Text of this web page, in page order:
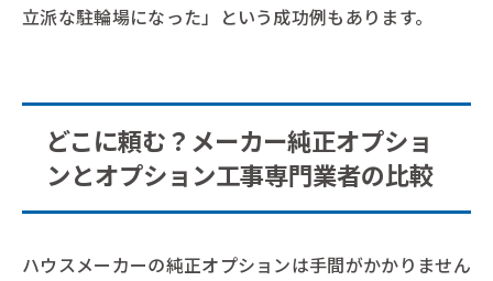
立派な駐輪場になった」という成功例もあります。
どこに頼む？メーカー純正オプショ
ンとオプション工事専門業者の比較
ハウスメーカーの純正オプションは手間がかかりません